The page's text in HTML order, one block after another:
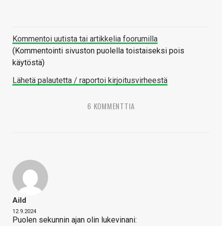
Kommentoi uutista tai artikkelia foorumilla
(Kommentointi sivuston puolella toistaiseksi pois
käytöstä)
Lähetä palautetta / raportoi kirjoitusvirheestä
6 KOMMENTTIA
Aild
12.9.2024
Puolen sekunnin ajan olin lukevinani: